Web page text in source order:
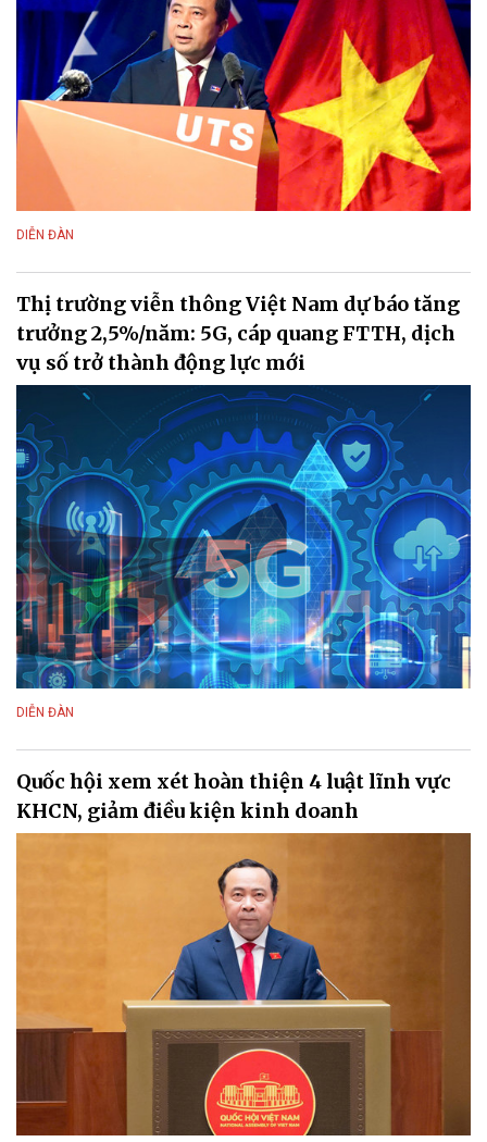
DIỄN ĐÀN
Thị trường viễn thông Việt Nam dự báo tăng
trưởng 2,5%/năm: 5G, cáp quang FTTH, dịch
vụ số trở thành động lực mới
DIỄN ĐÀN
Quốc hội xem xét hoàn thiện 4 luật lĩnh vực
KHCN, giảm điều kiện kinh doanh